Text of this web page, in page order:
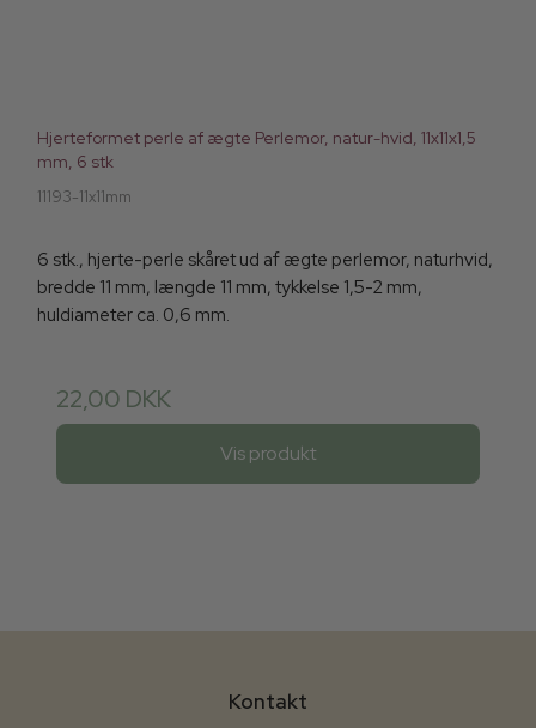
Hjerteformet perle af ægte Perlemor, natur-hvid, 11x11x1,5
mm, 6 stk
11193-11x11mm
6 stk., hjerte-perle skåret ud af ægte perlemor, naturhvid,
bredde 11 mm, længde 11 mm, tykkelse 1,5-2 mm,
huldiameter ca. 0,6 mm.
22,00 DKK
Vis produkt
Kontakt